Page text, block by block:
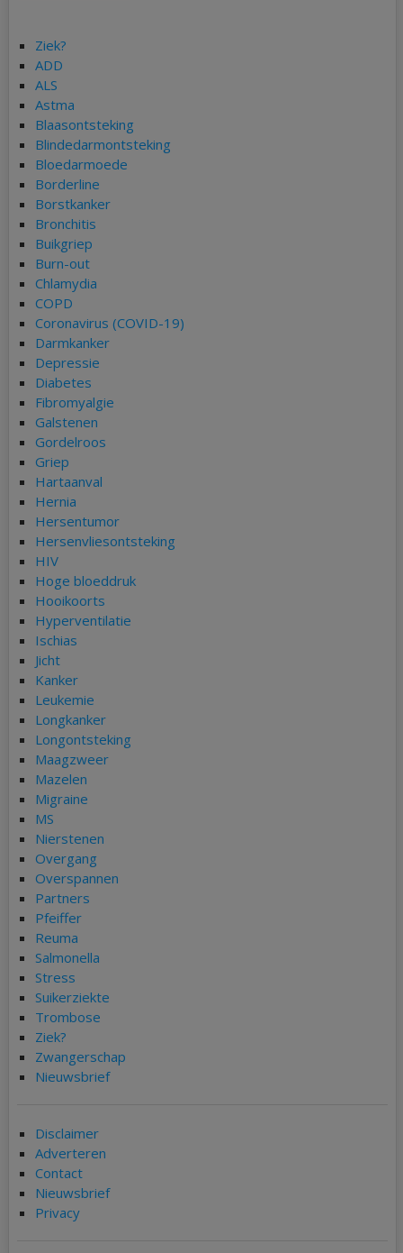
Ziek?
ADD
ALS
Astma
Blaasontsteking
Blindedarmontsteking
Bloedarmoede
Borderline
Borstkanker
Bronchitis
Buikgriep
Burn-out
Chlamydia
COPD
Coronavirus (COVID-19)
Darmkanker
Depressie
Diabetes
Fibromyalgie
Galstenen
Gordelroos
Griep
Hartaanval
Hernia
Hersentumor
Hersenvliesontsteking
HIV
Hoge bloeddruk
Hooikoorts
Hyperventilatie
Ischias
Jicht
Kanker
Leukemie
Longkanker
Longontsteking
Maagzweer
Mazelen
Migraine
MS
Nierstenen
Overgang
Overspannen
Partners
Pfeiffer
Reuma
Salmonella
Stress
Suikerziekte
Trombose
Ziek?
Zwangerschap
Nieuwsbrief
Disclaimer
Adverteren
Contact
Nieuwsbrief
Privacy